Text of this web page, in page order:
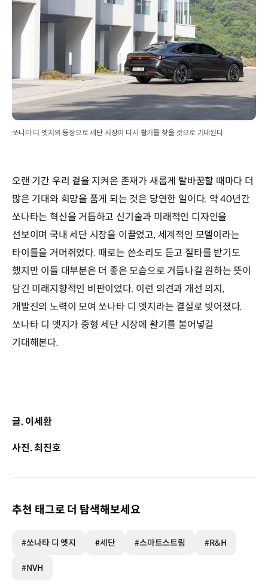
쏘나타 디 엣지의 등장으로 세단 시장이 다시 활기를 찾을 것으로 기대된다
오랜 기간 우리 곁을 지켜온 존재가 새롭게 탈바꿈할 때마다 더
많은 기대와 희망을 품게 되는 것은 당연한 일이다. 약 40년간
쏘나타는 혁신을 거듭하고 신기술과 미래적인 디자인을
선보이며 국내 세단 시장을 이끌었고, 세계적인 모델이라는
타이틀을 거머쥐었다. 때로는 쓴소리도 듣고 질타를 받기도
했지만 이들 대부분은 더 좋은 모습으로 거듭나길 원하는 뜻이
담긴 미래지향적인 비판이었다. 이런 의견과 개선 의지,
개발진의 노력이 모여 쏘나타 디 엣지라는 결실로 빚어졌다.
쏘나타 디 엣지가 중형 세단 시장에 활기를 불어넣길
기대해본다.
글. 이세환
사진. 최진호
추천 태그로 더 탐색해보세요
#쏘나타 디 엣지 #세단 #스마트스트림 #R&H
#NVH